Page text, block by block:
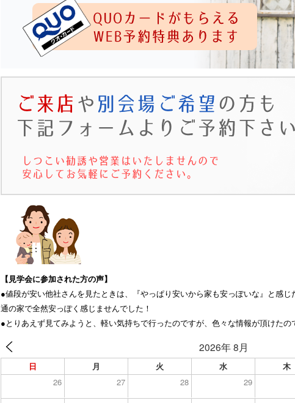
【見学会に参加された方の声】
●値段が安い他社さんを見たときは、『やっぱり安いから家も安っぽいな』と感
通の家で全然安っぽく感じませんでした！
●とりあえず見てみようと、軽い気持ちで行ったのですが、色々な情報が頂けたの
2026年 8月
日 月 火 水 木
26
27 28 29